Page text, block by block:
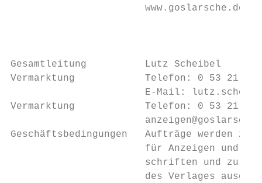
www.goslarsche.de
Gesamtleitung          Lutz Scheibel
Vermarktung            Telefon: 0 53
E-Mail:
Vermarktung            Telefon: 0 53 21
Geschäftsbedingungen   Aufträge
für Anzeigen und
schriften und zu
des Verlages